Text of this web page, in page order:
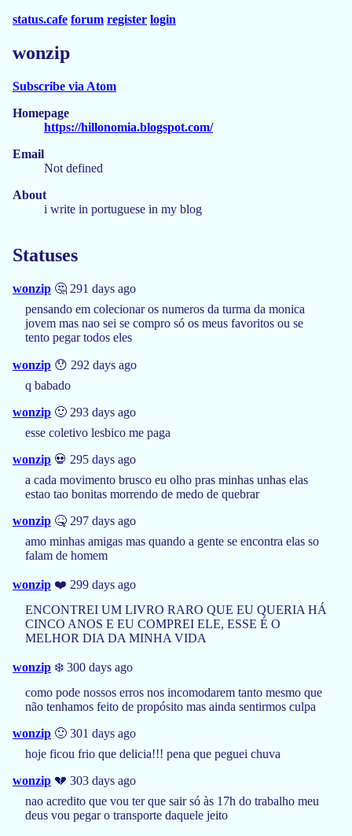
status.cafe forum register login
wonzip
Subscribe via Atom
Homepage
https://hillonomia.blogspot.com/
Email
Not defined
About
i write in portuguese in my blog
Statuses
wonzip 🤔 291 days ago
pensando em colecionar os numeros da turma da monica
jovem mas nao sei se compro só os meus favoritos ou se
tento pegar todos eles
wonzip 😯 292 days ago
q babado
wonzip 🙂 293 days ago
esse coletivo lesbico me paga
wonzip 💀 295 days ago
a cada movimento brusco eu olho pras minhas unhas elas
estao tao bonitas morrendo de medo de quebrar
wonzip 🤒 297 days ago
amo minhas amigas mas quando a gente se encontra elas so
falam de homem
wonzip ❤️ 299 days ago
ENCONTREI UM LIVRO RARO QUE EU QUERIA HÁ
CINCO ANOS E EU COMPREI ELE, ESSE É O
MELHOR DIA DA MINHA VIDA
wonzip ❄️ 300 days ago
como pode nossos erros nos incomodarem tanto mesmo que
não tenhamos feito de propósito mas ainda sentirmos culpa
wonzip 🙂 301 days ago
hoje ficou frio que delicia!!! pena que peguei chuva
wonzip 💔 303 days ago
nao acredito que vou ter que sair só às 17h do trabalho meu
deus vou pegar o transporte daquele jeito